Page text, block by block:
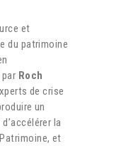
et
du patrimoine
Roch
de crise
un
d’accélérer la
et